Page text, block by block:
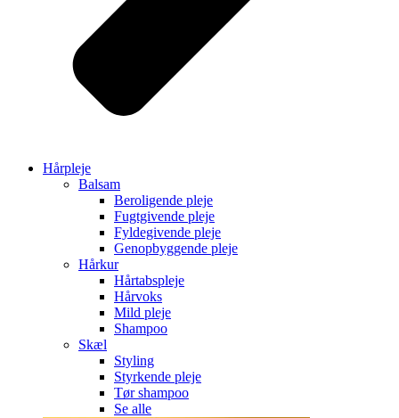
Hårpleje
Balsam
Beroligende pleje
Fugtgivende pleje
Fyldegivende pleje
Genopbyggende pleje
Hårkur
Hårtabspleje
Hårvoks
Mild pleje
Shampoo
Skæl
Styling
Styrkende pleje
Tør shampoo
Se alle